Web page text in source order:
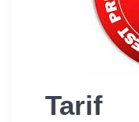
Tarif